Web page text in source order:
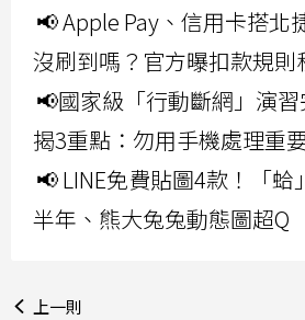
📢 Apple Pay、信用卡搭北
沒刷到嗎？官方曝扣款規則
📢國家級「行動斷網」演習
揭3重點：勿用手機處理重
📢 LINE免費貼圖4款！「蛤
半年、熊大兔兔動態圖超Q
上一則